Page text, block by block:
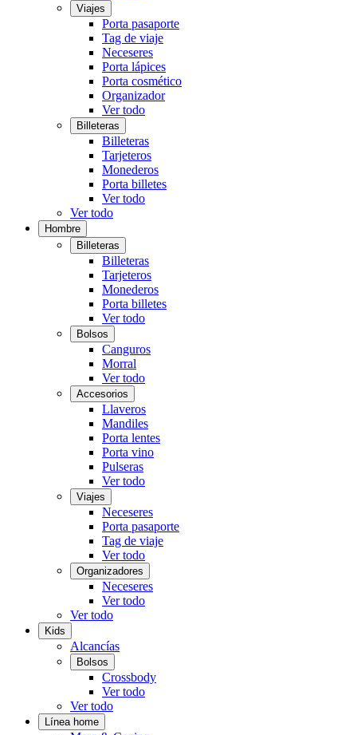
Viajes
Porta pasaporte
Tag de viaje
Neceseres
Porta lápices
Porta cosmético
Organizador
Ver todo
Billeteras
Billeteras
Tarjeteros
Monederos
Porta billetes
Ver todo
Ver todo
Hombre
Billeteras
Billeteras
Tarjeteros
Monederos
Porta billetes
Ver todo
Bolsos
Canguros
Morral
Ver todo
Accesorios
Llaveros
Mandiles
Porta lentes
Porta vino
Pulseras
Ver todo
Viajes
Neceseres
Porta pasaporte
Tag de viaje
Ver todo
Organizadores
Neceseres
Ver todo
Ver todo
Kids
Alcancías
Bolsos
Crossbody
Ver todo
Ver todo
Línea home